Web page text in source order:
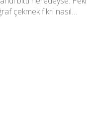
çekmek fikri nasıl…